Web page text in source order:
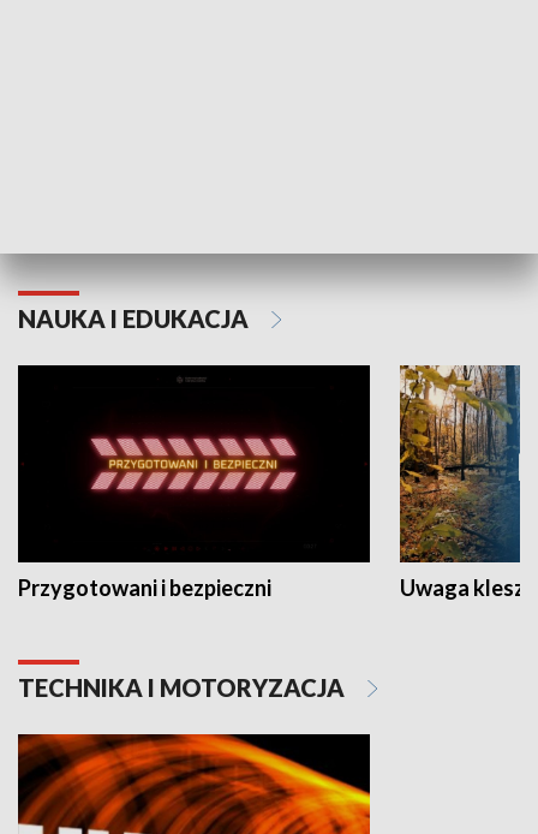
NAUKA I EDUKACJA
Przygotowani i bezpieczni Uwaga
TECHNIKA I MOTORYZACJA